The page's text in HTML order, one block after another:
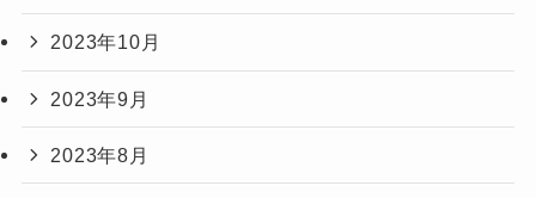
2023年10月
2023年9月
2023年8月